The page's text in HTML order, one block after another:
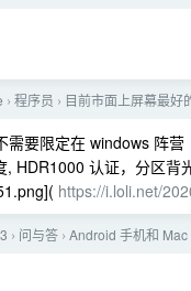
› 程序员 › 目前市面上屏幕最好
需要限定在 windows 阵营
HDR1000 认证，分区背
https://i.loli.net/
› 问与答 › Android 手机和 Mac